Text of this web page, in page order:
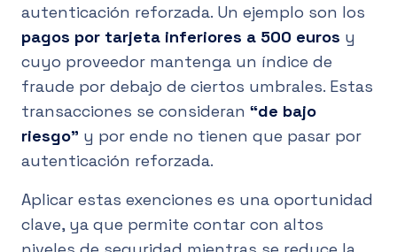
autenticación reforzada. Un ejemplo son los
pagos por tarjeta inferiores a 500 euros y
cuyo proveedor mantenga un índice de
fraude por debajo de ciertos umbrales. Estas
transacciones se consideran “de bajo
riesgo” y por ende no tienen que pasar por
autenticación reforzada.
Aplicar estas exenciones es una oportunidad
clave, ya que permite contar con altos